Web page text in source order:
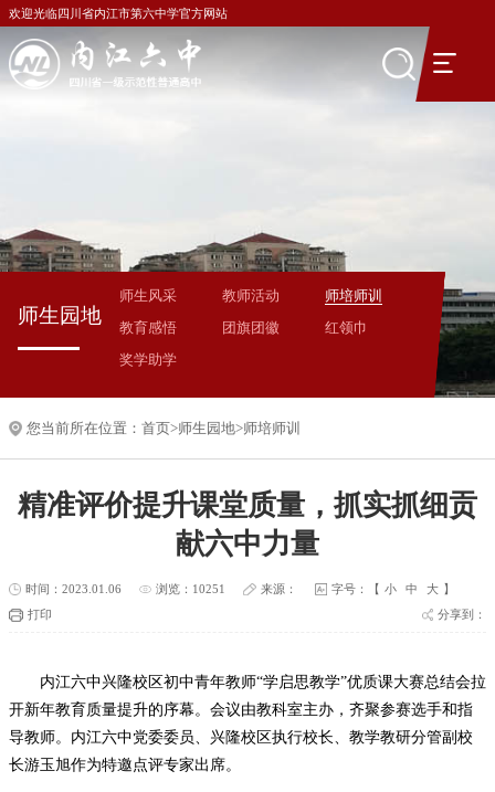
欢迎光临四川省内江市第六中学官方网站
您当前所在位置： 首页>师生园地>师培师训
师生园地
师生风采 教师活动 师培师训
教育感悟 团旗团徽 红领巾
奖学助学
精准评价提升课堂质量，抓实抓细贡
献六中力量
时间：2023.01.06 浏览：10251 来源： 字号：【 小 中 大 】
打印
分享到：
内江六中兴隆校区初中青年教师“学启思教学”优质课大赛总结会拉
开新年教育质量提升的序幕。会议由教科室主办，齐聚参赛选手和指
导教师。内江六中党委委员、兴隆校区执行校长、教学教研分管副校
长游玉旭作为特邀点评专家出席。